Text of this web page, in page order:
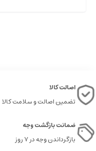
اصالت کالا
تضمین اصالت و سلامت کالا
ضمانت بازگشت وجه
بازگرداندن وجه در ۷ روز